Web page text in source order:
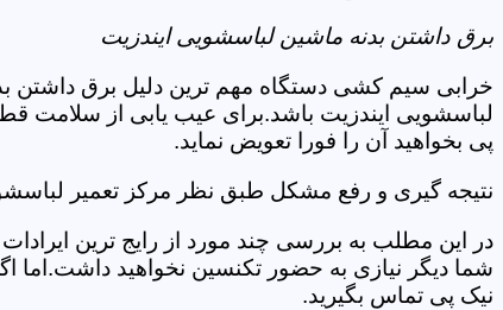
برق داشتن بدنه ماشین لباسشویی ایندزیت
خرابی سیم کشی دستگاه مهم ترین دلیل برق داشتن
لباسشویی ایندزیت باشد.برای عیب یابی از سلامت
پی بخواهید آن را فورا تعویض نماید.
نتیجه گیری و رفع مشکل طبق نظر مرکز تعمیر
در این مطلب به بررسی چند مورد از رایج ترین
شما دیگر نیازی به حضور تکنسین نخواهید
نیک پی تماس بگیرید.